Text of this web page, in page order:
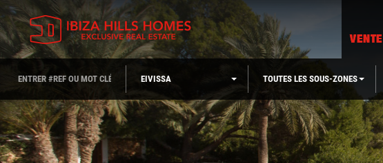
VENTE
EIVISSA TOUTES LES SOUS-ZONES